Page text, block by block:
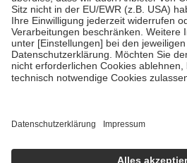
mit Ausnahme der Fahrkosten
• Untersuchungen zur Vorsorge und
GKV getragen werden
• empfohlenen Schutzimpfungen
• Harn- und Blutteststreifen
getroffen, um sicherzustellen, dass es
https://help.etrusted.com/hc/de/